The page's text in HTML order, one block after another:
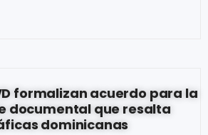
formalizan acuerdo para la
documental que resalta
dominicanas